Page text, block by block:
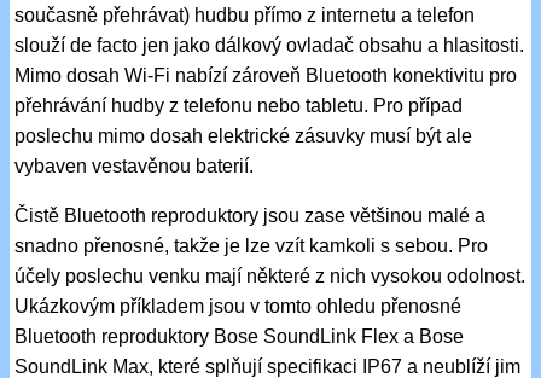
současně přehrávat) hudbu přímo z internetu a telefon
slouží de facto jen jako dálkový ovladač obsahu a hlasitosti.
Mimo dosah Wi-Fi nabízí zároveň Bluetooth konektivitu pro
přehrávání hudby z telefonu nebo tabletu. Pro případ
poslechu mimo dosah elektrické zásuvky musí být ale
vybaven vestavěnou baterií.
Čistě Bluetooth reproduktory jsou zase většinou malé a
snadno přenosné, takže je lze vzít kamkoli s sebou. Pro
účely poslechu venku mají některé z nich vysokou odolnost.
Ukázkovým příkladem jsou v tomto ohledu přenosné
Bluetooth reproduktory Bose SoundLink Flex a Bose
SoundLink Max, které splňují specifikaci IP67 a neublíží jim